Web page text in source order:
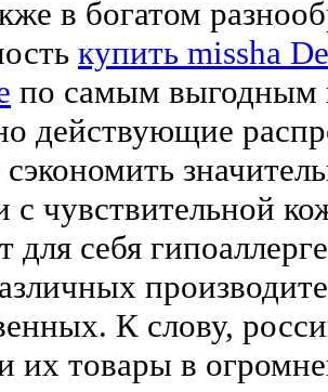
в богатом
купить missha
по самым выгодным
действующие
чувствительной
для себя
К слову,
их товары в